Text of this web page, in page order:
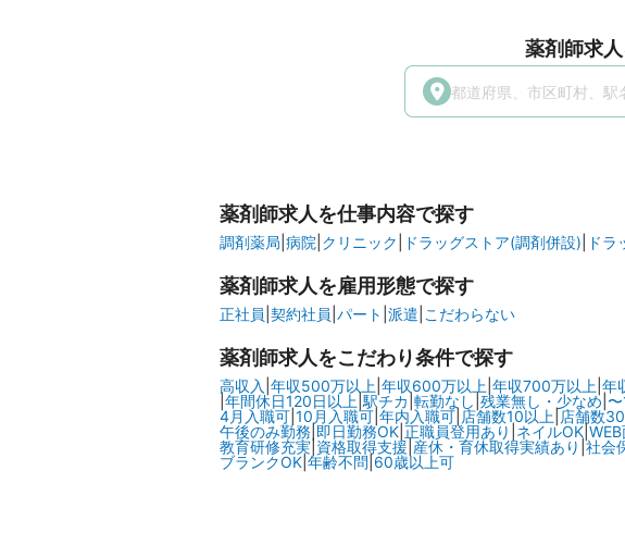
薬剤師求
薬剤師求人を仕事内容で探す
調剤薬局 病院 クリニック ドラッグストア(調剤併設) ド
薬剤師求人を雇用形態で探す
正社員 契約社員 パート 派遣 こだわらない
薬剤師求人をこだわり条件で探す
高収入 年収500万以上 年収600万以上 年収700万以上 年
年間休日120日以上 駅チカ 転勤なし 残業無し・少なめ
4月入職可| 10月入職可| 年内入職可| 店舗数10以上 |店舗数
午後のみ勤務 即日勤務OK| 正職員登用あり ネイルOK|
教育研修充実|資格取得支援 産休・育休取得実績あり |社会
ブランクOK| 年齢不問 60歳以上可